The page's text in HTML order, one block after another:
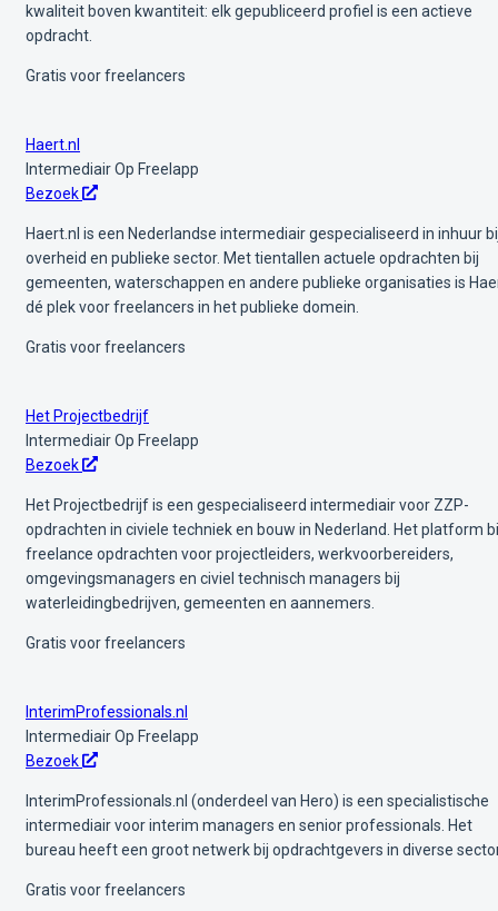
kwaliteit boven kwantiteit: elk gepubliceerd profiel is een actieve
opdracht.
Gratis voor freelancers
Haert.nl
IntermediairOp Freelapp
Bezoek
Haert.nl is een Nederlandse intermediair gespecialiseerd in inhuur
overheid en publieke sector. Met tientallen actuele opdrachten bij
gemeenten, waterschappen en andere publieke organisaties is
dé plek voor freelancers in het publieke domein.
Gratis voor freelancers
Het Projectbedrijf
IntermediairOp Freelapp
Bezoek
Het Projectbedrijf is een gespecialiseerd intermediair voor ZZP-
opdrachten in civiele techniek en bouw in Nederland. Het platform
freelance opdrachten voor projectleiders, werkvoorbereiders,
omgevingsmanagers en civiel technisch managers bij
waterleidingbedrijven, gemeenten en aannemers.
Gratis voor freelancers
InterimProfessionals.nl
IntermediairOp Freelapp
Bezoek
InterimProfessionals.nl (onderdeel van Hero) is een specialistische
intermediair voor interim managers en senior professionals. Het
bureau heeft een groot netwerk bij opdrachtgevers in diverse
Gratis voor freelancers